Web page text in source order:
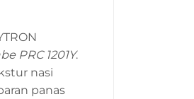
PRC 1201Y.
nasi
panas